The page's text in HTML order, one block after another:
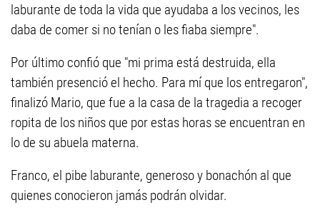
laburante de toda la vida que ayudaba a los vecinos, les
daba de comer si no tenían o les fiaba siempre".
Por último confió que "mi prima está destruida, ella
también presenció el hecho. Para mí que los entregaron",
finalizó Mario, que fue a la casa de la tragedia a recoger
ropita de los niños que por estas horas se encuentran en
lo de su abuela materna.
Franco, el pibe laburante, generoso y bonachón al que
quienes conocieron jamás podrán olvidar.